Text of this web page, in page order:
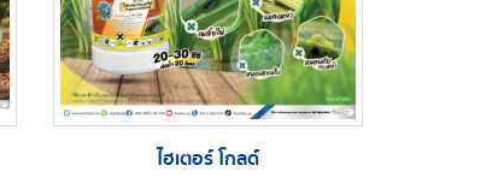
ไฮเตอร์ โกลด์